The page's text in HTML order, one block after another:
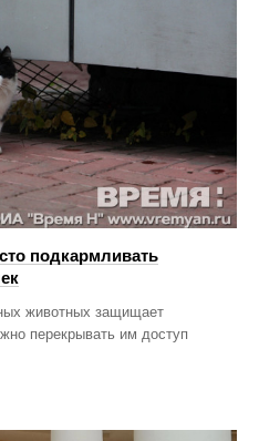
подкармливать
животных защищает
перекрывать им доступ